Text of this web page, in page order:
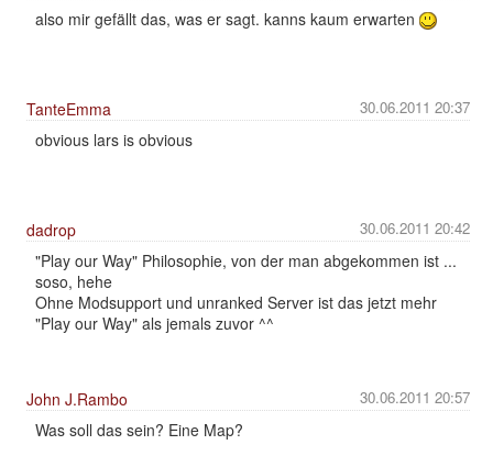
also mir gefällt das, was er sagt. kanns kaum erwarten
30.06.2011 20:37
TanteEmma
obvious lars is obvious
30.06.2011 20:42
dadrop
"Play our Way" Philosophie, von der man abgekommen ist ...
soso, hehe
Ohne Modsupport und unranked Server ist das jetzt mehr
"Play our Way" als jemals zuvor ^^
30.06.2011 20:57
John J.Rambo
Was soll das sein? Eine Map?